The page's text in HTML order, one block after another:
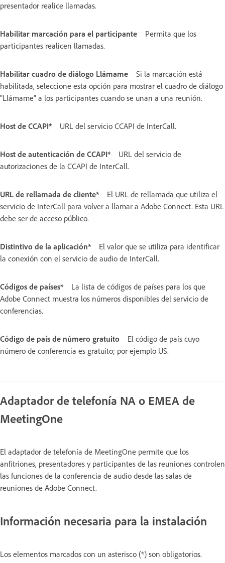
presentador realice llamadas.
Habilitar marcación para el participante
Permita que los
participantes realicen llamadas.
Habilitar cuadro de diálogo Llámame
Si la marcación está
habilitada, seleccione esta opción para mostrar el cuadro de diálogo
"Llámame" a los participantes cuando se unan a una reunión.
Host de CCAPI* URL del servicio CCAPI de InterCall.
Host de autenticación de CCAPI*
URL del servicio de
autorizaciones de la CCAPI de InterCall.
URL de rellamada de cliente*
El URL de rellamada que utiliza el
servicio de InterCall para volver a llamar a Adobe Connect. Esta URL
debe ser de acceso público.
Distintivo de la aplicación*
El valor que se utiliza para identificar
la conexión con el servicio de audio de InterCall.
Códigos de países*
La lista de códigos de países para los que
Adobe Connect muestra los números disponibles del servicio de
conferencias.
Código de país de número gratuito
El código de país cuyo
número de conferencia es gratuito; por ejemplo US.
Adaptador de telefonía NA o EMEA de
MeetingOne
El adaptador de telefonía de MeetingOne permite que los
anfitriones, presentadores y participantes de las reuniones controlen
las funciones de la conferencia de audio desde las salas de
reuniones de Adobe Connect.
Información necesaria para la instalación
Los elementos marcados con un asterisco (*) son obligatorios.